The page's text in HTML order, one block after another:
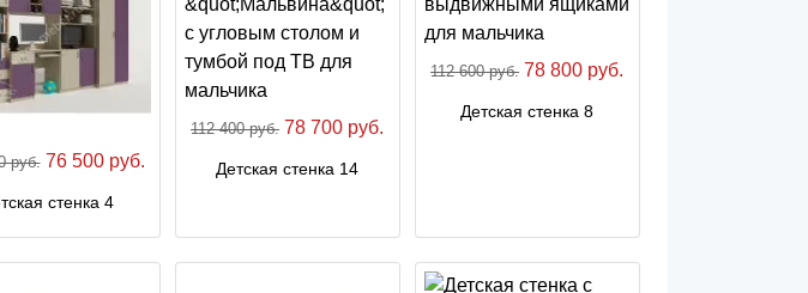
руб.76 500 руб.
стенка 4
112 400 руб. 78 700 руб.
Детская стенка 14
112 600 руб. 78 800 руб.
Детская стенка 8